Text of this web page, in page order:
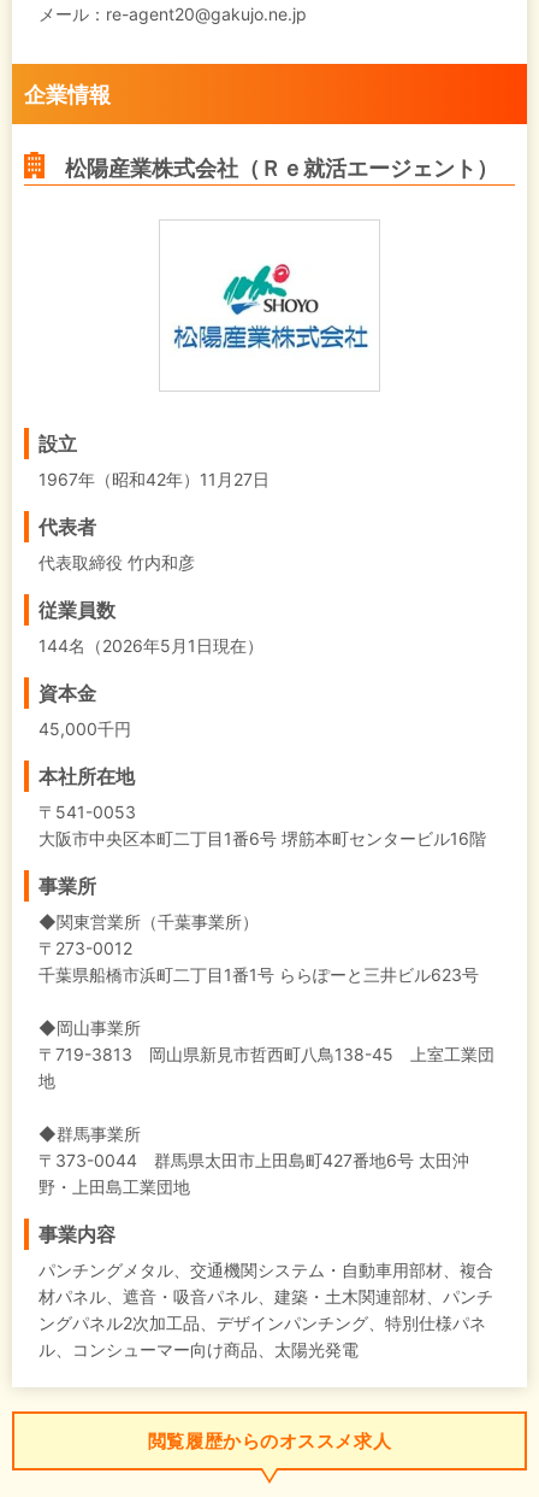
メール：re-agent20@gakujo.ne.jp
企業情報
松陽産業株式会社（Ｒｅ就活エージェント）
設立
1967年（昭和42年）11月27日
代表者
代表取締役 竹内和彦
従業員数
144名（2026年5月1日現在）
資本金
45,000千円
本社所在地
〒541-0053
大阪市中央区本町二丁目1番6号 堺筋本町センタービル16階
事業所
◆関東営業所（千葉事業所）
〒273-0012
千葉県船橋市浜町二丁目1番1号 ららぽーと三井ビル623号
◆岡山事業所
〒719-3813 岡山県新見市哲西町八鳥138-45 上室工業団
地
◆群馬事業所
〒373-0044 群馬県太田市上田島町427番地6号 太田沖
野・上田島工業団地
事業内容
パンチングメタル、交通機関システム・自動車用部材、複合
材パネル、遮音・吸音パネル、建築・土木関連部材、パンチ
ングパネル2次加工品、デザインパンチング、特別仕様パネ
ル、コンシューマー向け商品、太陽光発電
閲覧履歴からのオススメ求人